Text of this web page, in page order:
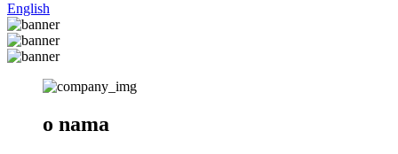
English
o nama